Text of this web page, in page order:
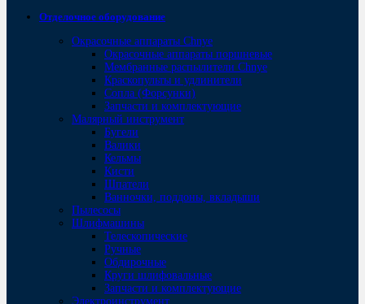
Отделочное оборудование
Окрасочные аппараты Chnye
Окрасочные аппараты поршневые
Мембранные распылители Chnye
Краскопульты и удлинители
Сопла (Форсунки)
Запчасти и комплектующие
Малярный инструмент
Бугели
Валики
Кельмы
Кисти
Шпатели
Ванночки, поддоны, вкладыши
Пылесосы
Шлифмашины
Телескопические
Ручные
Обдирочные
Круги шлифовальные
Запчасти и комплектующие
Электроинструмент